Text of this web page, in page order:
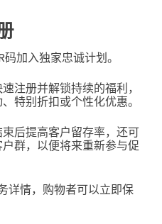
加入独家忠诚计划。
注册并解锁持续的福利，
特别折扣或个性化优惠。
后提高客户留存率，还可
群，以便将来重新参与促
详情，购物者可以立即保